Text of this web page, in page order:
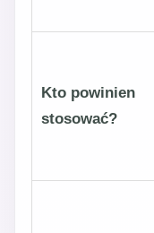
Kto powinien
stosować?